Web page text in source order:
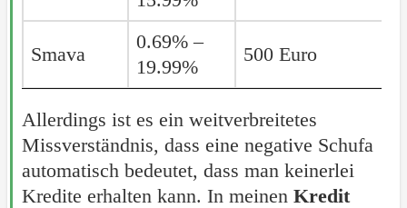
Smava
0.69% –
19.99%
500 Euro
Smava
Allerdings ist es ein weitverbreitetes
Missverständnis, dass eine negative Schufa
automatisch bedeutet, dass man keinerlei
Kredite erhalten kann. In meinen Kredit